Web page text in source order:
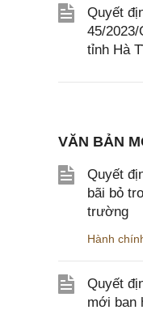
Quyết
45/
tỉnh Hà
VĂN BẢN
Quyết
bãi bỏ
trường
Hành
Quyết
mới ban